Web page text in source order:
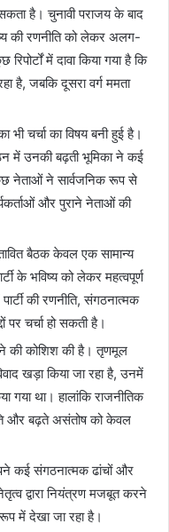
है। चुनावी पराजय के बाद
की रणनीति को लेकर अलग-
में दावा किया गया है कि
है, जबकि दूसरा वर्ग ममता
चर्चा का विषय बनी हुई है।
में उनकी बढ़ती भूमिका ने कई
नेताओं ने सार्वजनिक रूप से
और पुराने नेताओं की
बैठक केवल एक सामान्य
के भविष्य को लेकर महत्वपूर्ण
की रणनीति, संगठनात्मक
पर चर्चा हो सकती है।
की कोशिश की है। तृणमूल
खड़ा किया जा रहा है, उनमें
गया था। हालांकि राजनीतिक
और बढ़ते असंतोष को केवल
कई संगठनात्मक ढांचों और
द्वारा नियंत्रण मजबूत करने
में देखा जा रहा है।